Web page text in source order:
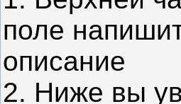
поле
описание
2. Ниже вы